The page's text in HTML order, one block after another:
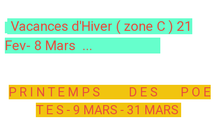
Vacances d'Hiver ( zone C ) 21
Fev- 8 Mars ...
P R I N T E M P S D E S P O E
T E S - 9 MARS - 31 MARS